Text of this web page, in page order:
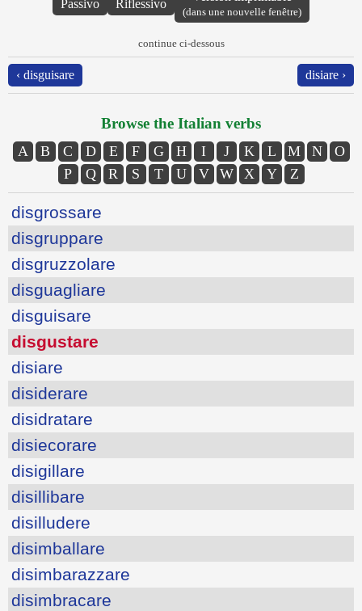
Passivo Riflessivo
(dans une nouvelle fenêtre)
continue ci-dessous
‹ disguisare disiare ›
Browse the Italian verbs
A B C D E F G H I J K L M N
O
P
Q R S T U V W X Y Z
disgrossare
disgruppare
disgruzzolare
disguagliare
disguisare
disgustare
disiare
disiderare
disidratare
disiecorare
disigillare
disillibare
disilludere
disimballare
disimbarazzare
disimbracare